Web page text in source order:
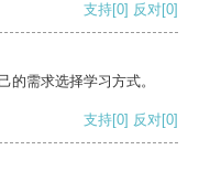
支持[0] 反对[0]
的需求选择学习方式。
支持[0] 反对[0]